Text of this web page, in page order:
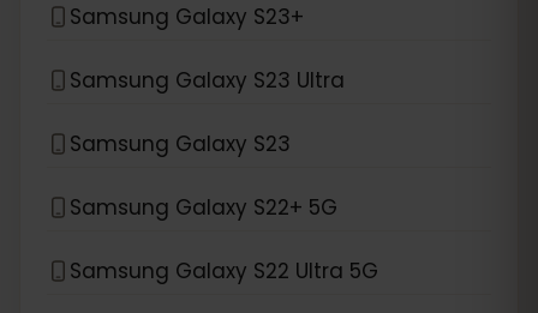
Samsung Galaxy S23+
Samsung Galaxy S23 Ultra
Samsung Galaxy S23
Samsung Galaxy S22+ 5G
Samsung Galaxy S22 Ultra 5G